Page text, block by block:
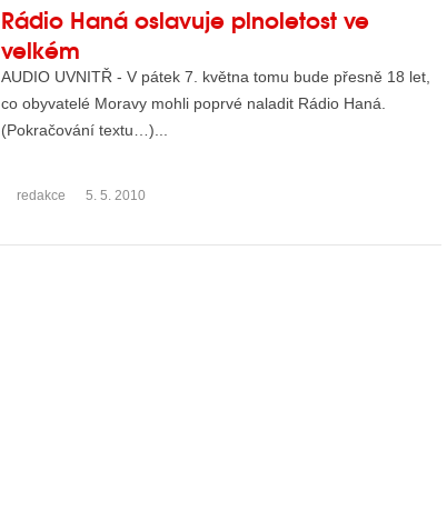
Rádio Haná oslavuje plnoletost ve
velkém
AUDIO UVNITŘ - V pátek 7. května tomu bude přesně 18 let,
co obyvatelé Moravy mohli poprvé naladit Rádio Haná.
(Pokračování textu…)...
redakce 5. 5. 2010